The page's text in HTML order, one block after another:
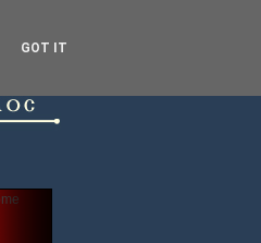
GOT IT